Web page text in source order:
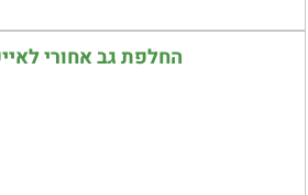
החלפת גב אחורי